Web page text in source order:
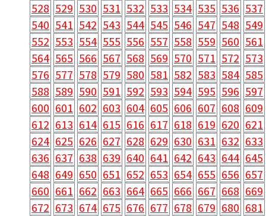
528 529 530 531 532 533 534 535 536 537
540 541 542 543 544 545 546 547 548 549
552 553 554 555 556 557 558 559 560 561
564 565 566 567 568 569 570 571 572 573
576 577 578 579 580 581 582 583 584 585
588 589 590 591 592 593 594 595 596 597
600 601 602 603 604 605 606 607 608 609
612 613 614 615 616 617 618 619 620 621
624 625 626 627 628 629 630 631 632 633
636 637 638 639 640 641 642 643 644 645
648 649 650 651 652 653 654 655 656 657
660 661 662 663 664 665 666 667 668 669
672 673 674 675 676 677 678 679 680 681